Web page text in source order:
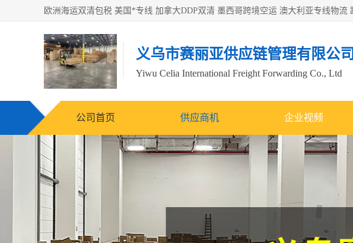
义乌市赛丽亚供应链管理有限公司
Yiwu Celia International Freight Forwarding Co., Ltd
公司首页 供应商机 企业视频